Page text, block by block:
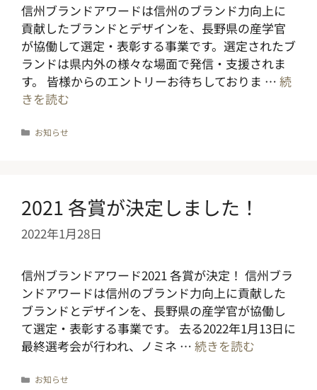
信州ブランドアワードは信州のブランド力向上に
貢献したブランドとデザインを、長野県の産学官
が協働して選定・表彰する事業です。選定されたブ
ランドは県内外の様々な場面で発信・支援されま
す。 皆様からのエントリーお待ちしておりま … 続
きを読む
カ
お知らせ
2021 各賞が決定しました！
2022年1月28日
信州ブランドアワード2021 各賞が決定！ 信州ブラ
ンドアワードは信州のブランド力向上に貢献した
ブランドとデザインを、長野県の産学官が協働し
て選定・表彰する事業です。 去る2022年1月13日に
最終選考会が行われ、ノミネ … 続きを読む
カ
お知らせ